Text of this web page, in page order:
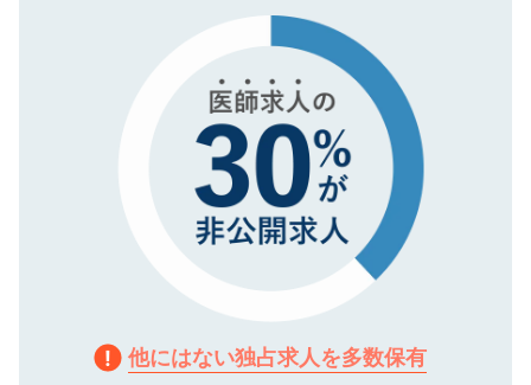
で、機密保持に関してもご安心ください。
他にはない独占求人を多数保有